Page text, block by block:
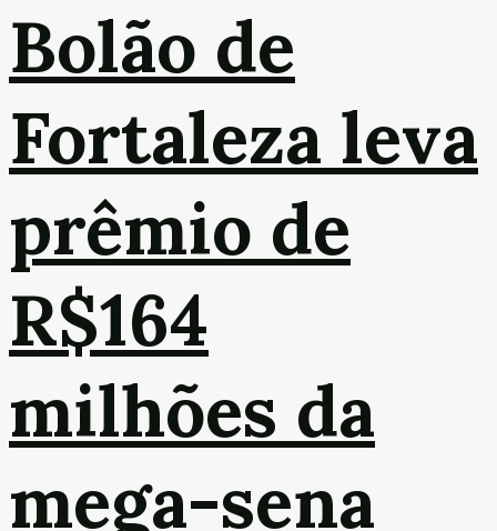
Bolão de
Fortaleza leva
prêmio de
R$164
milhões da
mega-sena